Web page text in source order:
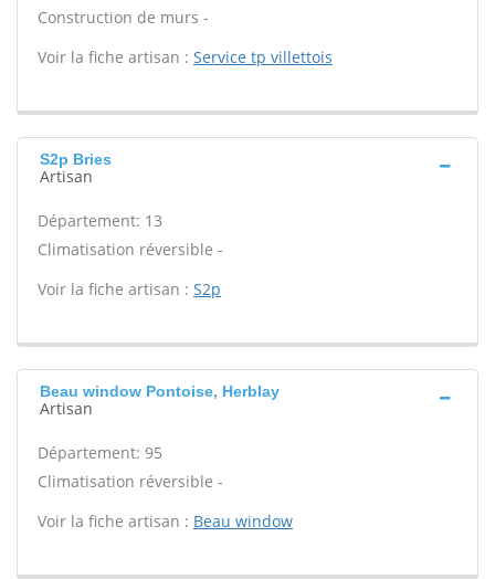
Construction de murs -
Voir la fiche artisan : Service tp villettois
S2p Bries
Artisan
Département: 13
Climatisation réversible -
Voir la fiche artisan : S2p
Beau window Pontoise, Herblay
Artisan
Département: 95
Climatisation réversible -
Voir la fiche artisan : Beau window